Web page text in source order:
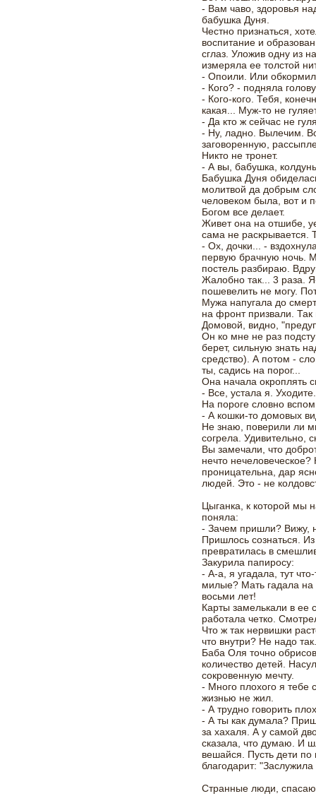
- Вам чаво, здоровья
бабушка Дуня.
Честно признаться,
воспитание и
сглаз. Уложив одну из
измеряла ее толстой
- Опоили. Или
- Кого? - подняла
- Кого-кого. Тебя,
какая... Муж-то не
- Да кто ж сейчас не
- Ну, ладно. Вылечим.
заговоренную,
Никто не тронет.
- А вы, бабушка,
Бабушка Дуня
молитвой да добрым
человеком была, вот и
Богом все делает.
Живет она на отшибе,
сама не раскрывается.
- Ох, дочки... -
первую брачную ночь.
постель разбираю.
Жалобно так... 3 раза.
пошевелить не могу.
Мужа напугала до
на фронт призвали. Так
Домовой, видно,
Он ко мне не раз
берет, сильную знать
средство). А потом -
ты, садись на порог...
Она начала окроплять
- Все, устала я. Уходите.
На пороге словно
- А кошки-то домовых
Не знаю, поверили ли
согрела. Удивительно,
Вы замечали, что
нечто
проницательна, дар
людей. Это - не
Цыганка, к которой мы
поняла:
- Зачем пришли? Вижу,
Пришлось сознаться.
превратилась в
Закурила папиросу:
- А-а, я угадала, тут
милые? Мать гадала
восьми лет!
Карты замелькали в ее
работала четко.
Что ж так нервишки
что внутри? Не надо
Баба Оля точно
количество детей.
сокровенную мечту.
- Много плохого я тебе
жизнью не жил.
- А трудно говорить
- А ты как думала?
за хахаля. А у самой
сказала, что думаю. И
вешайся. Пусть дети по
благодарит:
Странные люди,